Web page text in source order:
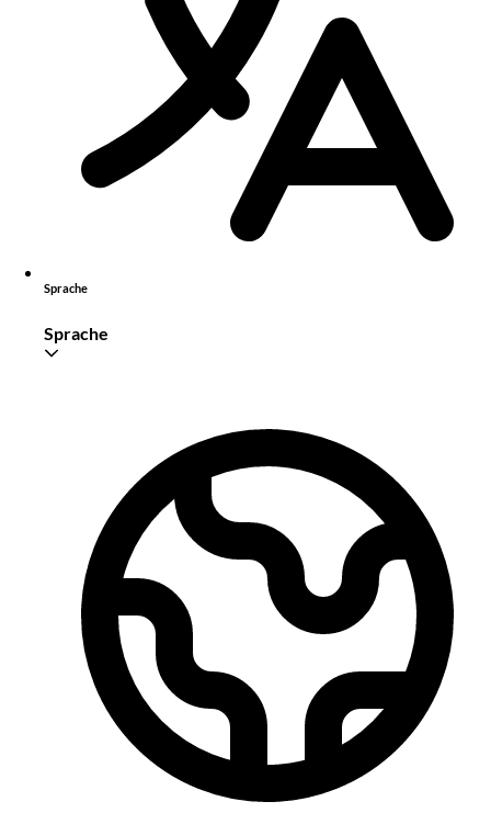
Sprache
Sprache